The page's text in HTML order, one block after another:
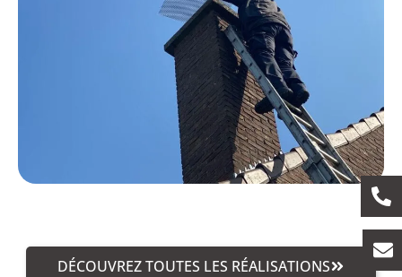
DÉCOUVREZ TOUTES LES RÉALISATIONS